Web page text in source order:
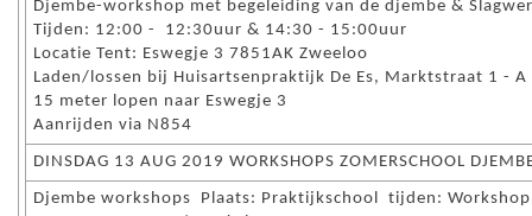
Djembe-workshop met begeleiding van de djembe &
Tijden: 12:00 - 12:30uur & 14:30 - 15:00uur
Locatie Tent: Eswegje 3 7851AK Zweeloo
Laden/lossen bij Huisartsenpraktijk De Es, Marktstraat 1 - A
15 meter lopen naar Eswegje 3
Aanrijden via N854
DINSDAG 13 AUG 2019 WORKSHOPS ZOMERSCHOOL
Djembe workshops Plaats: Praktijkschool tijden: